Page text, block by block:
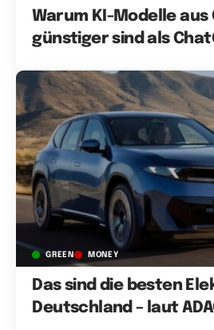
Warum KI-Modelle aus
günstiger sind als
GREEN MONEY
Das sind die besten
Deutschland – laut